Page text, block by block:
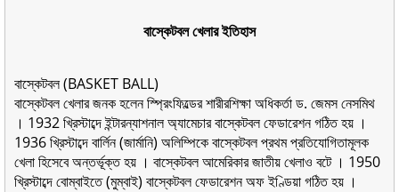
বাস্কেটবল খেলার ইতিহাস
বাস্কেটবল (BASKET BALL)
বাস্কেটবল খেলার জনক হলেন স্প্রিংফিল্ডের শারীরশিক্ষা অধিকর্তা ড. জেমস নেসমিথ
। 1932 খ্রিস্টাব্দে ইন্টারন্যাশনাল অ্যামেচার বাস্কেটবল ফেডারেশন গঠিত হয় ।
1936 খ্রিস্টাব্দে বার্লিন (জার্মানি) অলিম্পিকে বাস্কেটবল প্রথম প্রতিযােগিতামূলক
খেলা হিসেবে অন্তর্ভূক্ত হয় । বাস্কেটবল আমেরিকার জাতীয় খেলাও বটে । 1950
খ্রিস্টাব্দে বােম্বাইতে (মুম্বাই) বাস্কেটবল ফেডারেশন অফ ইণ্ডিয়া গঠিত হয় ।